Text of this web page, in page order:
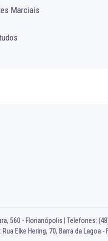
Marciais
560 - Florianópolis | Telefones:
Rua Elke Hering, 70, Barra da Lagoa